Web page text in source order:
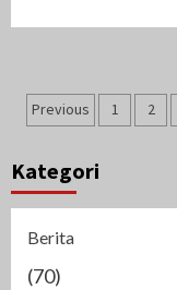
Navigasi
Previous 1 2
Kategori
Berita
(70)